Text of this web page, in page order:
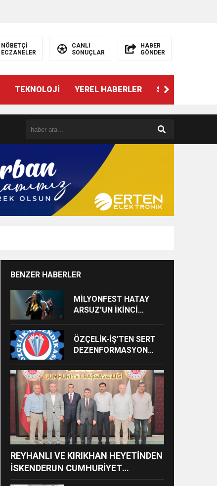
NÖBETÇİ
ECZANELER
CANLI
SONUÇLAR
HABER
GÖNDER
TEKNOLOJİ YEREL HABERLER SPOR
BENZER HABERLER
MİLYONFEST HATAY
ARSUZ’UN İKİNCİ
ALACAK
ÖZÇELİK-İŞ’TEN SERT
DEZENFORMASYON
VE CEZAİ SÜREÇ
BAŞLATILDI”
REYHANLI VE KIRIKHAN HEYETİNDEN
İSKENDERUN CUMHURİYET
BAŞSAVCILIĞINA ZİYARET